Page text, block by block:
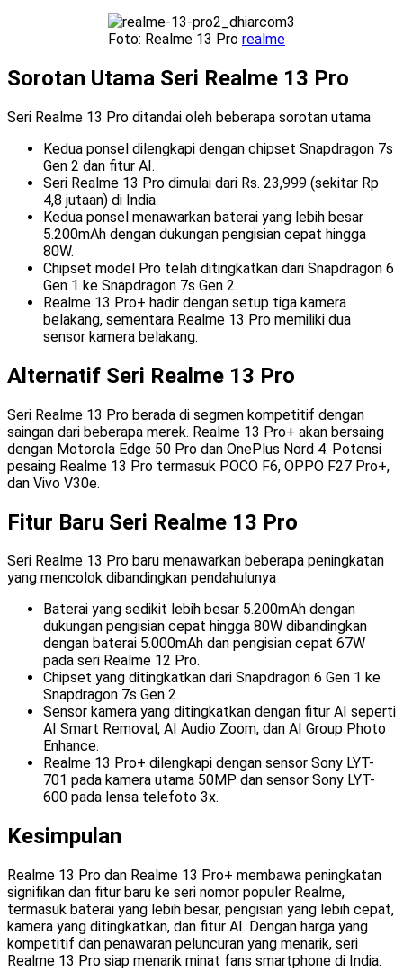
Foto: Realme 13 Pro realme
Sorotan Utama Seri Realme 13 Pro
Seri Realme 13 Pro ditandai oleh beberapa sorotan utama
Kedua ponsel dilengkapi dengan chipset Snapdragon 7s
Gen 2 dan fitur AI.
Seri Realme 13 Pro dimulai dari Rs. 23,999 (sekitar Rp
4,8 jutaan) di India.
Kedua ponsel menawarkan baterai yang lebih besar
5.200mAh dengan dukungan pengisian cepat hingga
80W.
Chipset model Pro telah ditingkatkan dari Snapdragon 6
Gen 1 ke Snapdragon 7s Gen 2.
Realme 13 Pro+ hadir dengan setup tiga kamera
belakang, sementara Realme 13 Pro memiliki dua
sensor kamera belakang.
Alternatif Seri Realme 13 Pro
Seri Realme 13 Pro berada di segmen kompetitif dengan
saingan dari beberapa merek. Realme 13 Pro+ akan bersaing
dengan Motorola Edge 50 Pro dan OnePlus Nord 4. Potensi
pesaing Realme 13 Pro termasuk POCO F6, OPPO F27 Pro+,
dan Vivo V30e.
Fitur Baru Seri Realme 13 Pro
Seri Realme 13 Pro baru menawarkan beberapa peningkatan
yang mencolok dibandingkan pendahulunya
Baterai yang sedikit lebih besar 5.200mAh dengan
dukungan pengisian cepat hingga 80W dibandingkan
dengan baterai 5.000mAh dan pengisian cepat 67W
pada seri Realme 12 Pro.
Chipset yang ditingkatkan dari Snapdragon 6 Gen 1 ke
Snapdragon 7s Gen 2.
Sensor kamera yang ditingkatkan dengan fitur AI seperti
AI Smart Removal, AI Audio Zoom, dan AI Group Photo
Enhance.
Realme 13 Pro+ dilengkapi dengan sensor Sony LYT-
701 pada kamera utama 50MP dan sensor Sony LYT-
600 pada lensa telefoto 3x.
Kesimpulan
Realme 13 Pro dan Realme 13 Pro+ membawa peningkatan
signifikan dan fitur baru ke seri nomor populer Realme,
termasuk baterai yang lebih besar, pengisian yang lebih cepat,
kamera yang ditingkatkan, dan fitur AI. Dengan harga yang
kompetitif dan penawaran peluncuran yang menarik, seri
Realme 13 Pro siap menarik minat fans smartphone di India.